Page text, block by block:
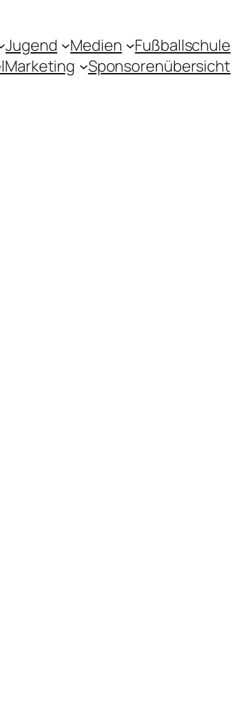
Jugend Medien
Fußballschule
Marketing Sponsorenübersicht